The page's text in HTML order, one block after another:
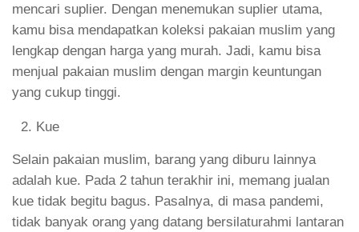
mencari suplier. Dengan menemukan suplier utama,
kamu bisa mendapatkan koleksi pakaian muslim yang
lengkap dengan harga yang murah. Jadi, kamu bisa
menjual pakaian muslim dengan margin keuntungan
yang cukup tinggi.
Kue
Selain pakaian muslim, barang yang diburu lainnya
adalah kue. Pada 2 tahun terakhir ini, memang jualan
kue tidak begitu bagus. Pasalnya, di masa pandemi,
tidak banyak orang yang datang bersilaturahmi lantaran